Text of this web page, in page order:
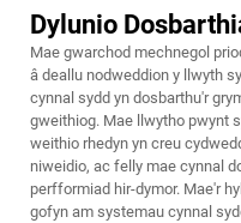
Dylunio
Mae gwarchod mechnegol
â deallu nodweddion y llwyth
cynnal sydd yn dosbarthu'r
gweithiog. Mae llwytho pwynt
weithio rhedyn yn creu
niweidio, ac felly mae cynnal
perfformiad hir-dymor. Mae'r
gofyn am systemau cynnal